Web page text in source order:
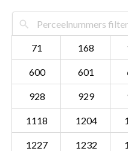
71 168
600 601
928 929
1118 1204
1227 1232